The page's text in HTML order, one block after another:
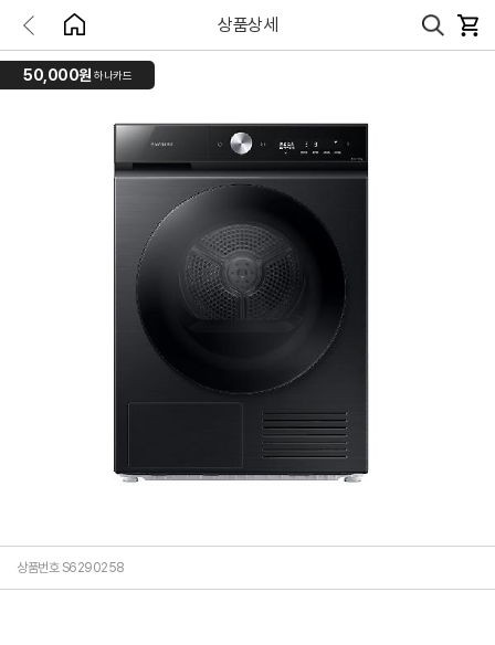
상품상세
50,000원 하나카드
상품번호 S6290258